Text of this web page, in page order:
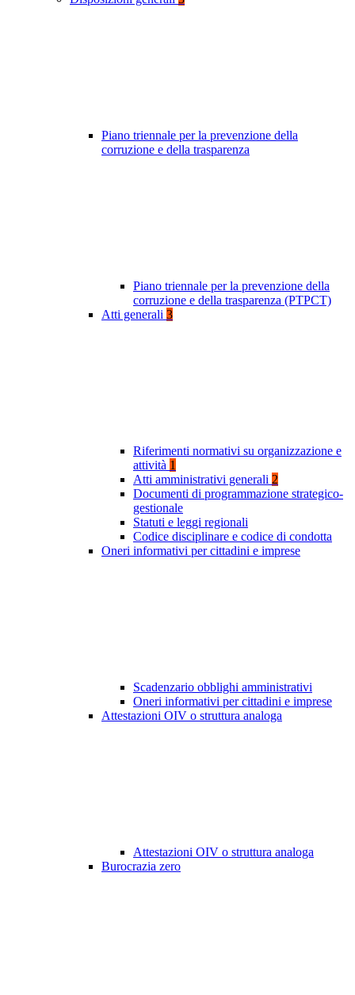
Piano triennale per la prevenzione della
corruzione e della trasparenza
Piano triennale per la prevenzione della
corruzione e della trasparenza (PTPCT)
Atti generali 3
Riferimenti normativi su organizzazione e
attività 1
Atti amministrativi generali 2
Documenti di programmazione strategico-
gestionale
Statuti e leggi regionali
Codice disciplinare e codice di condotta
Oneri informativi per cittadini e imprese
Scadenzario obblighi amministrativi
Oneri informativi per cittadini e imprese
Attestazioni OIV o struttura analoga
Attestazioni OIV o struttura analoga
Burocrazia zero